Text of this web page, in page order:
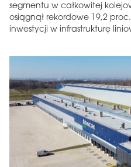
segmentu w całkowitej
osiągnął rekordowe 19,2
inwestycji w infrastrukturę